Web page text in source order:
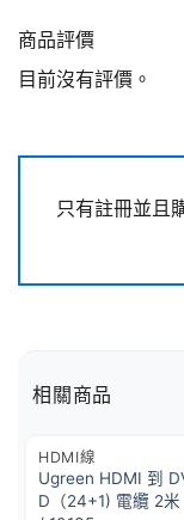
商品評價
目前沒有評價。
只有註冊並且
相關商品
HDMI線
Ugreen HDMI 到
D（24+1) 電纜 2